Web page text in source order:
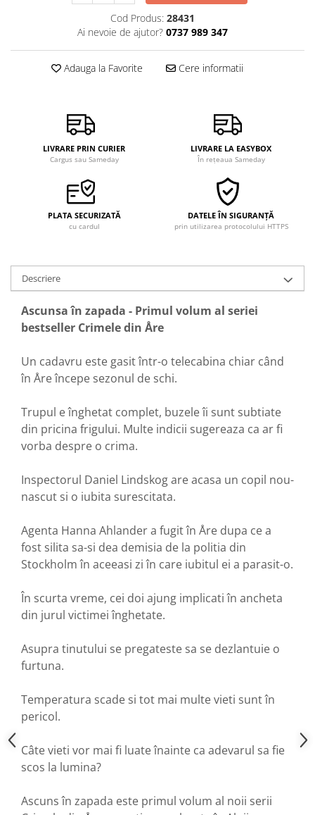
Cod Produs: 28431
Ai nevoie de ajutor? 0737 989 347
Adauga la Favorite Cere informatii
LIVRARE PRIN CURIER
Cargus sau Sameday
LIVRARE LA EASYBOX
În rețeaua Sameday
PLATA SECURIZATĂ
cu cardul
DATELE ÎN SIGURANȚĂ
prin utilizarea protocolului HTTPS
Descriere
Ascunsa în zapada - Primul volum al seriei
bestseller Crimele din Åre
Un cadavru este gasit într-o telecabina chiar când
în Åre începe sezonul de schi.
Trupul e înghetat complet, buzele îi sunt subtiate
din pricina frigului. Multe indicii sugereaza ca ar fi
vorba despre o crima.
Inspectorul Daniel Lindskog are acasa un copil nou-
nascut si o iubita surescitata.
Agenta Hanna Ahlander a fugit în Åre dupa ce a
fost silita sa-si dea demisia de la politia din
Stockholm în aceeasi zi în care iubitul ei a parasit-o.
În scurta vreme, cei doi ajung implicati în ancheta
din jurul victimei înghetate.
Asupra tinutului se pregateste sa se dezlantuie o
furtuna.
Temperatura scade si tot mai multe vieti sunt în
pericol.
Câte vieti vor mai fi luate înainte ca adevarul sa fie
scos la lumina?
Ascuns în zapada este primul volum al noii serii